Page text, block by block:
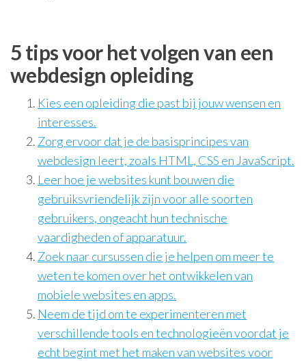
5 tips voor het volgen van een
webdesign opleiding
Kies een opleiding die past bij jouw wensen en
interesses.
Zorg ervoor dat je de basisprincipes van
webdesign leert, zoals HTML, CSS en JavaScript.
Leer hoe je websites kunt bouwen die
gebruiksvriendelijk zijn voor alle soorten
gebruikers, ongeacht hun technische
vaardigheden of apparatuur.
Zoek naar cursussen die je helpen om meer te
weten te komen over het ontwikkelen van
mobiele websites en apps.
Neem de tijd om te experimenteren met
verschillende tools en technologieën voordat je
echt begint met het maken van websites voor